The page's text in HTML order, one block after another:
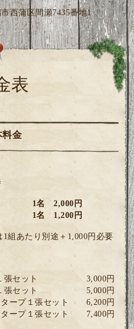
西蒲区間瀬7435番地1
表
料金
1名 2,000円
1名 1,200円
組あたり別途＋1,000円必要
張セット
3,000円
張セット
5,000円
ープ１張セット
6,200円
ープ１張セット
7,400円